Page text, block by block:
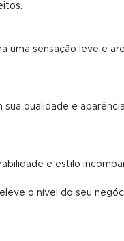
uma sensação leve e
qualidade e
e estilo
o nível do seu